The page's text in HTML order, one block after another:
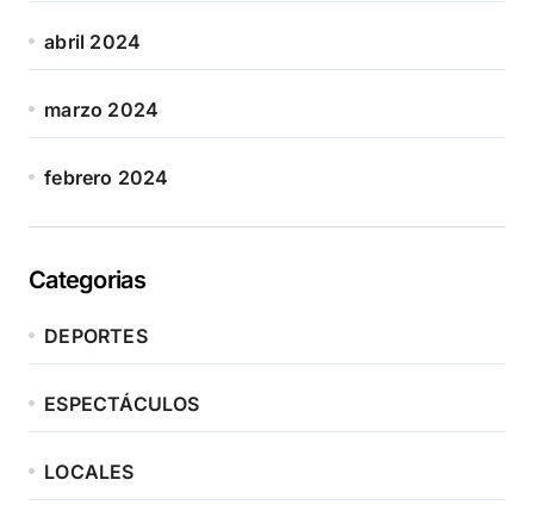
abril 2024
marzo 2024
febrero 2024
Categorias
DEPORTES
ESPECTÁCULOS
LOCALES